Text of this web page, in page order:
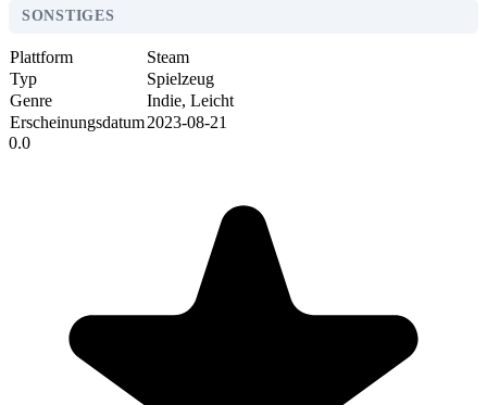
SONSTIGES
Plattform
Steam
Typ
Spielzeug
Genre
Indie, Leicht
Erscheinungsdatum2023-08-21
0.0